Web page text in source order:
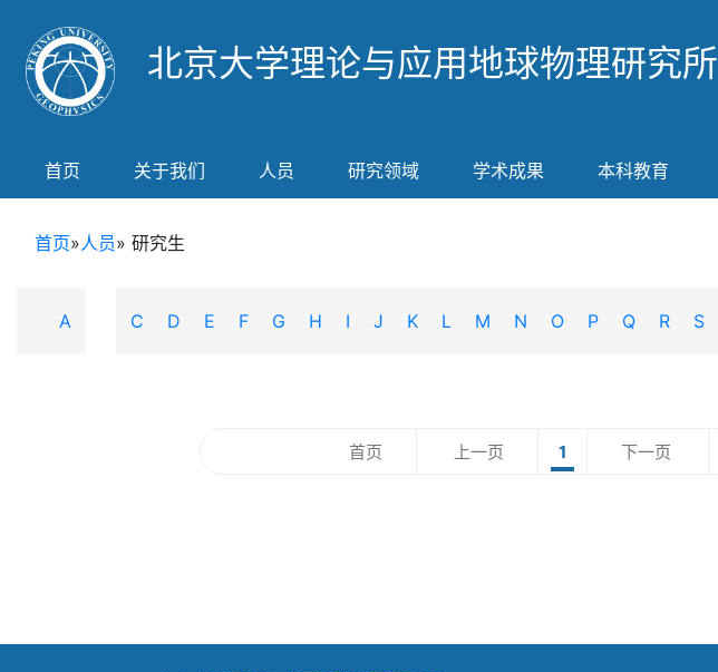
北京大学理论与应用地球物理研究所
首页 关于我们 人员 研究领域 学术成果 本科教育
首页»人员» 研究生
A C D E F G H I J K L M N O P Q R S
首页 上一页 1 下一页